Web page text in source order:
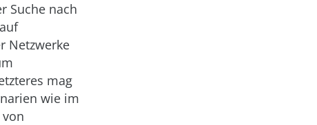
Suche nach
Netzwerke
mag
wie im